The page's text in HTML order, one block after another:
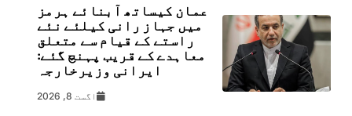
عمان کیساتھ آبنائے ہرمز
میں جہاز رانی کیلئے نئے
راستے کے قیام سے متعلق
معاہدے کے قریب پہنچ گئے:
ایرانی وزیرخارجہ
اگست 8, 2026